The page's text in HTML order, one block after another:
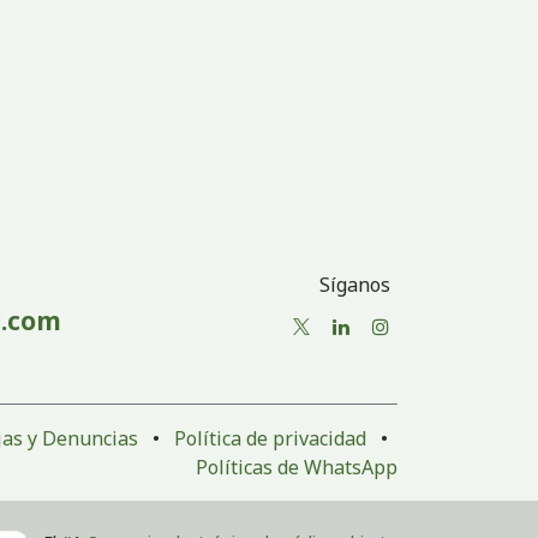
Síganos
y Denuncias • Política de privacidad •
Políticas de WhatsApp